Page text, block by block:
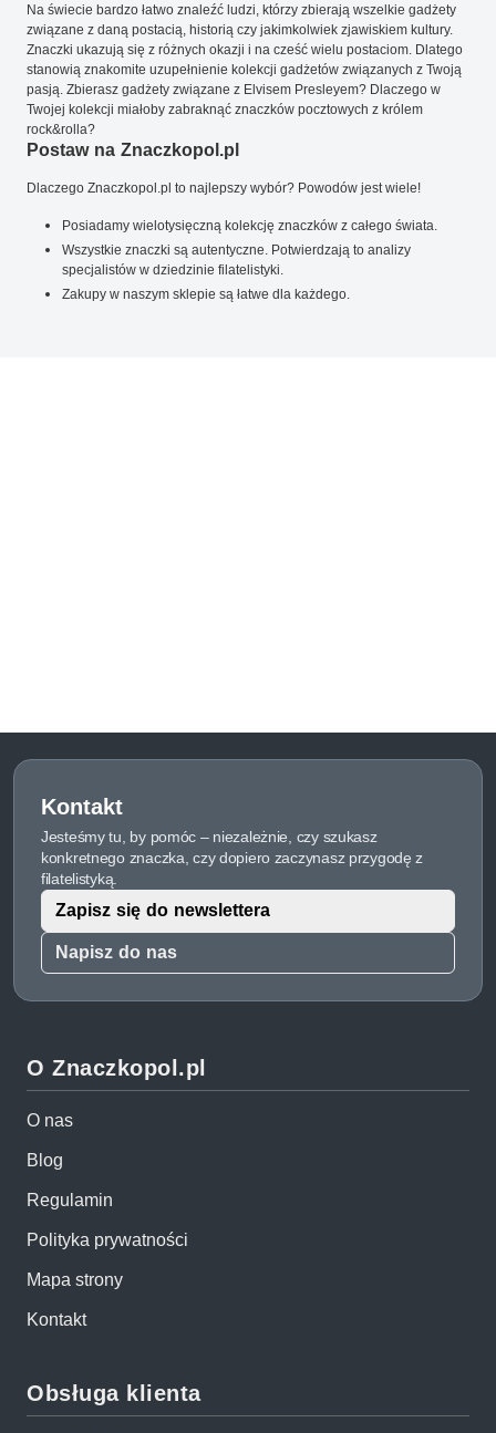
Na świecie bardzo łatwo znaleźć ludzi, którzy zbierają wszelkie gadżety
związane z daną postacią, historią czy jakimkolwiek zjawiskiem kultury.
Znaczki ukazują się z różnych okazji i na cześć wielu postaciom. Dlatego
stanowią znakomite uzupełnienie kolekcji gadżetów związanych z Twoją
pasją. Zbierasz gadżety związane z Elvisem Presleyem? Dlaczego w
Twojej kolekcji miałoby zabraknąć znaczków pocztowych z królem
rock&rolla?
Postaw na Znaczkopol.pl
Dlaczego Znaczkopol.pl to najlepszy wybór? Powodów jest wiele!
Posiadamy wielotysięczną kolekcję znaczków z całego świata.
Wszystkie znaczki są autentyczne. Potwierdzają to analizy
specjalistów w dziedzinie filatelistyki.
Zakupy w naszym sklepie są łatwe dla każdego.
Kontakt
Jesteśmy tu, by pomóc – niezależnie, czy szukasz
konkretnego znaczka, czy dopiero zaczynasz przygodę z
filatelistyką.
Napisz do nas
Zapisz się do newslettera
O Znaczkopol.pl
O nas
Blog
Regulamin
Polityka prywatności
Mapa strony
Kontakt
Obsługa klienta